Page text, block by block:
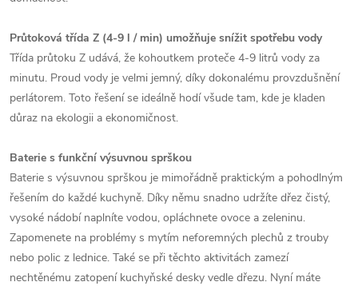
Průtoková třída Z (4-9 l / min) umožňuje snížit spotřebu vody
Třída průtoku Z udává, že kohoutkem proteče 4-9 litrů vody za
minutu. Proud vody je velmi jemný, díky dokonalému provzdušnění
perlátorem. Toto řešení se ideálně hodí všude tam, kde je kladen
důraz na ekologii a ekonomičnost.
Baterie s funkční výsuvnou sprškou
Baterie s výsuvnou sprškou je mimořádně praktickým a pohodlným
řešením do každé kuchyně. Díky němu snadno udržíte dřez čistý,
vysoké nádobí naplníte vodou, opláchnete ovoce a zeleninu.
Zapomenete na problémy s mytím neforemných plechů z trouby
nebo polic z lednice. Také se při těchto aktivitách zamezí
nechtěnému zatopení kuchyňské desky vedle dřezu. Nyní máte